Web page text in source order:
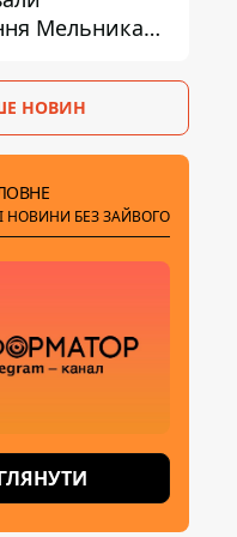
Мельника
НОВИН
НОВИНИ БЕЗ ЗАЙВОГО